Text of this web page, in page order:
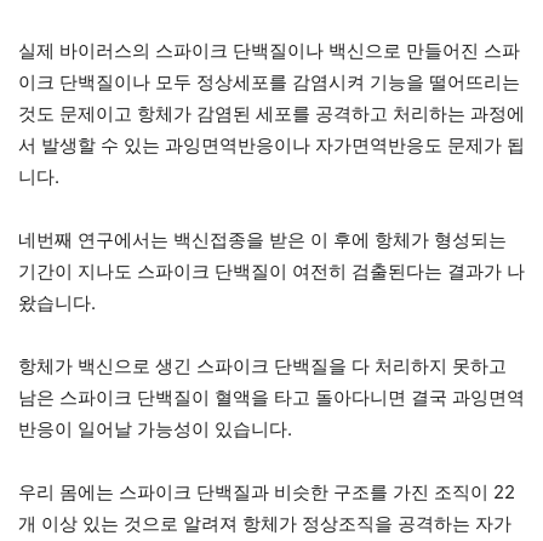
실제 바이러스의 스파이크 단백질이나 백신으로 만들어진 스파
이크 단백질이나 모두 정상세포를 감염시켜 기능을 떨어뜨리는
것도 문제이고 항체가 감염된 세포를 공격하고 처리하는 과정에
서 발생할 수 있는 과잉면역반응이나 자가면역반응도 문제가 됩
니다.
네번째 연구에서는 백신접종을 받은 이 후에 항체가 형성되는
기간이 지나도 스파이크 단백질이 여전히 검출된다는 결과가 나
왔습니다.
항체가 백신으로 생긴 스파이크 단백질을 다 처리하지 못하고
남은 스파이크 단백질이 혈액을 타고 돌아다니면 결국 과잉면역
반응이 일어날 가능성이 있습니다.
우리 몸에는 스파이크 단백질과 비슷한 구조를 가진 조직이 22
개 이상 있는 것으로 알려져 항체가 정상조직을 공격하는 자가